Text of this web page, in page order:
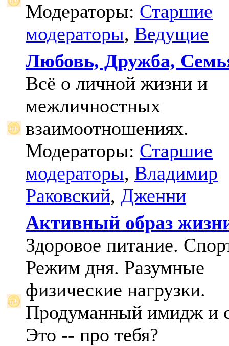
Модераторы: Старшие
модераторы, Ведущие
Любовь, Дружба,
Всё о личной жизни и
межличностных
взаимоотношениях.
Модераторы: Старшие
модераторы, Владимир
Раковский, Дженни
Активный образ
Здоровое питание.
Режим дня. Разумные
физические нагрузки.
Продуманный имидж и
Это -- про тебя?